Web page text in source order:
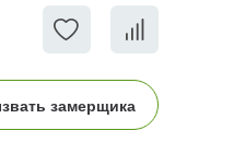
замерщика